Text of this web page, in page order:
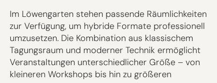
Im Löwengarten stehen passende Räumlichkeiten
zur Verfügung, um hybride Formate professionell
umzusetzen. Die Kombination aus klassischem
Tagungsraum und moderner Technik ermöglicht
Veranstaltungen unterschiedlicher Größe – von
kleineren Workshops bis hin zu größeren